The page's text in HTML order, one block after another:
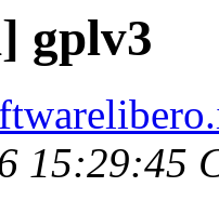
gplv3
15:29:45